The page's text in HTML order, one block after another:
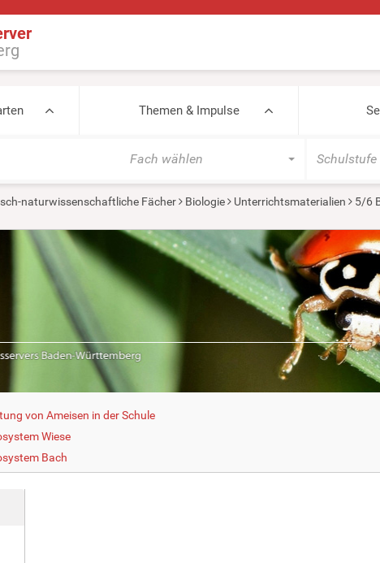
Themen & Impulse
Fach wählen Schulstufe
naturwissenschaftliche Fächer Biologie Unterrichtsmaterialien 5/6
von Ameisen in der Schule
Wiese
Bach